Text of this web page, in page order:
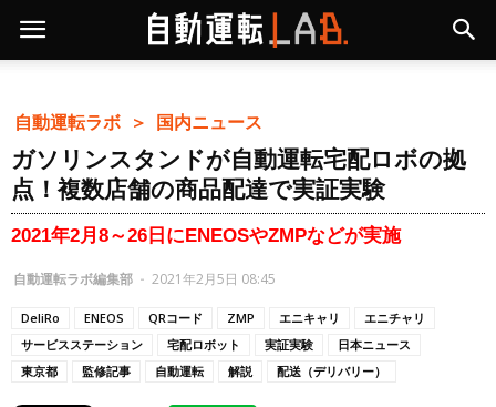
自動運転ラボ ＞ 国内ニュース
ガソリンスタンドが自動運転宅配ロボの拠
点！複数店舗の商品配達で実証実験
2021年2月8～26日にENEOSやZMPなどが実施
自動運転ラボ編集部 - 2021年2月5日 08:45
DeliRo ENEOS QRコード ZMP エニキャリ
エニチャリ
サービスステーション
宅配ロボット 実証実験
日本ニュース
東京都
監修記事 自動運転 解説 配送（デリバリー）